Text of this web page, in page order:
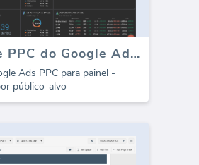
Modelo de PPC do Google Ads - Público-alvo
Ads PPC para painel -
público-alvo